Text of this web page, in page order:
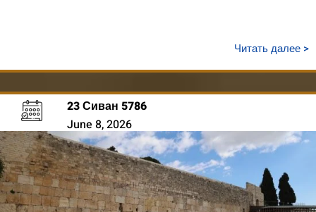
Читать далее >
23 Сиван 5786
June 8, 2026